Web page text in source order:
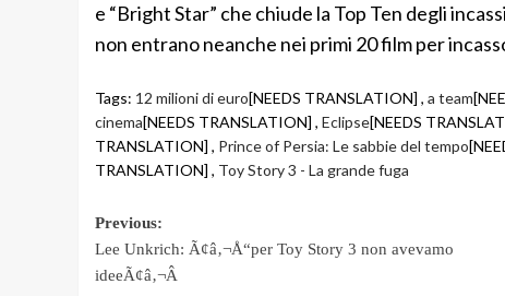
e “Bright Star” che chiude la Top Ten degli
non entrano neanche nei primi 20 film per
Tags: 12 milioni di euro[NEEDS TRANSLATION] , a team
cinema[NEEDS TRANSLATION] , Eclipse[NEEDS
TRANSLATION] , Prince of Persia: Le sabbie del tempo
TRANSLATION] , Toy Story 3 - La grande fuga
Post
navigation
Previous:
Lee Unkrich: Ã¢â‚¬Å“per Toy Story 3 non avevamo
ideeÃ¢â‚¬Â